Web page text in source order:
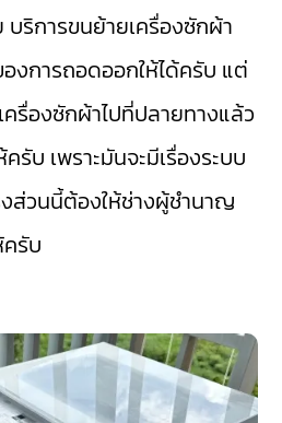
ริการขนย้ายเครื่องซักผ้า
องการถอดออกให้ได้ครับ แต่
รื่องซักผ้าไปที่ปลายทางแล้ว
รับ เพราะมันจะมีเรื่องระบบ
งส่วนนี้ต้องให้ช่างผู้ชำนาญ
รับ